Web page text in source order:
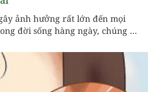
ảnh hưởng rất lớn đến mọi
đời sống hàng ngày, chúng ta
tìm hiểu về bệnh viêm tai